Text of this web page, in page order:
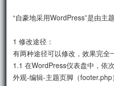
“自豪地采用WordPress”是由主
1 修改途径：
有两种途径可以修改，效果完全
1.1 在WordPress仪表盘中，依
外观-编辑-主题页脚（footer.php